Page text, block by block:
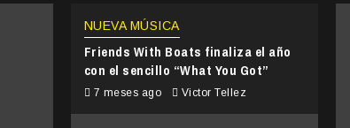
NUEVA MÚSICA
Friends With Boats finaliza el año
con el sencillo “What You Got”
7 meses ago Victor Tellez